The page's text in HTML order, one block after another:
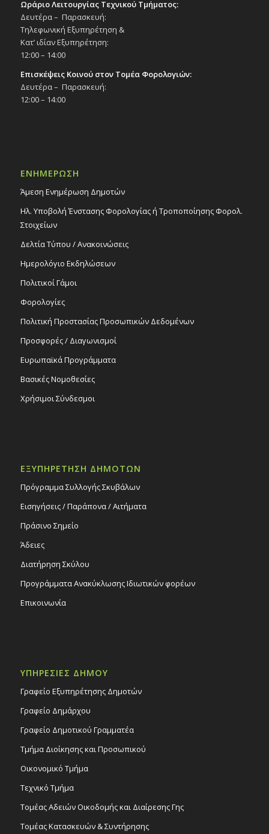
Ωράριο Λειτουργίας Τεχνικού Τμήματος:
Δευτέρα – Παρασκευή:
Τηλεφωνική Εξυπηρέτηση &
Κατ’ ιδίαν Εξυπηρέτηση:
12:00 – 14:00
Επισκέψεις Κοινού στον Τομέα Φορολογιών:
Δευτέρα – Παρασκευή:
12:00 – 14:00
ΕΝΗΜΕΡΩΣΗ
Άμεση Ενημέρωση Δημοτών
Ηλ. Υποβολή Ένστασης Φορολογίας ή Τροποποίησης Φορολ.
Στοιχείων
Δελτία Τύπου / Ανακοινώσεις
Ημερολόγιο Εκδηλώσεων
Πολιτικοί Γάμοι
Φορολογίες
Πολιτική Προστασίας Προσωπικών Δεδομένων
Προσφορές / Διαγωνισμοί
Ευρωπαϊκά Προγράμματα
Βασικές Νομοθεσίες
Χρήσιμοι Σύνδεσμοι
ΕΞΥΠΗΡΕΤΗΣΗ ΔΗΜΟΤΩΝ
Πρόγραμμα Συλλογής Σκυβάλων
Εισηγήσεις / Παράπονα / Αιτήματα
Πράσινο Σημείο
Άδειες
Διατήρηση Σκύλου
Προγράμματα Ανακύκλωσης Ιδιωτικών φορέων
Επικοινωνία
ΥΠΗΡΕΣΙΕΣ ΔΗΜΟΥ
Γραφείο Εξυπηρέτησης Δημοτών
Γραφείο Δημάρχου
Γραφείο Δημοτικού Γραμματέα
Τμήμα Διοίκησης και Προσωπικού
Οικονομικό Τμήμα
Τεχνικό Τμήμα
Τομέας Αδειών Οικοδομής και Διαίρεσης Γης
Τομέας Κατασκευών & Συντήρησης